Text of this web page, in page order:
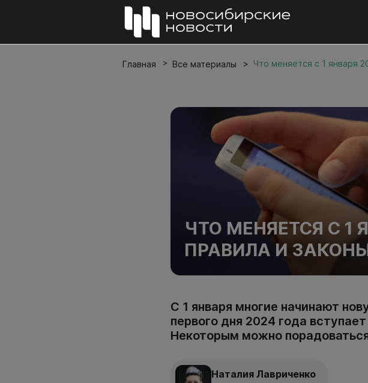
Главная Все материалы Что меняется с 1 января
ЧТО МЕНЯЕТСЯ С 1
ПРАВИЛА И
С 1 января многие начинают
первого дня 2024 года
Некоторым можно
Наталия Лавриченко